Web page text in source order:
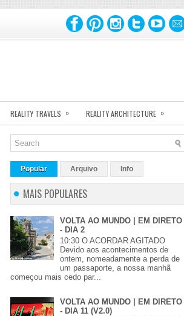
REALITY TRAVELS » REALITY ARCHITECTURE »
Popular Arquivo Info
MAIS POPULARES
VOLTA AO MUNDO | EM DIRETO
- DIA 2
10:30 O ACORDAR AGITADO
Devido aos acontecimentos de
ontem, nomeadamente a perda de
um passaporte, a nossa manhã
começou mais cedo par...
VOLTA AO MUNDO | EM DIRETO
- DIA 11 (V2.0)